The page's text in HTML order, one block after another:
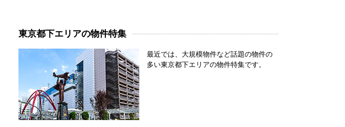
東京都下エリアの物件特集
最近では、大規模物件など話題の物件の
多い東京都下エリアの物件特集です。